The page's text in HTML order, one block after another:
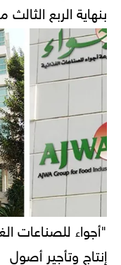
بنهاية الربع الثالث من
"أجواء للصناعات
إنتاج وتأجير أصول